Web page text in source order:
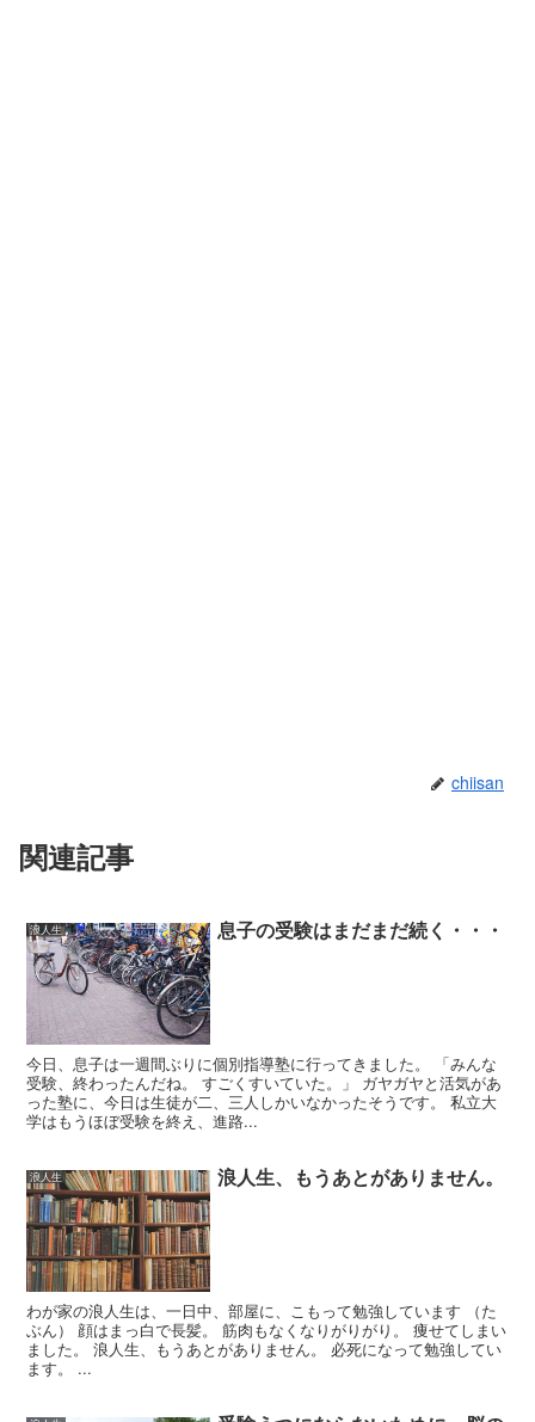
chiisan
関連記事
浪人生 息子の受験はまだまだ続く・・・
今日、息子は一週間ぶりに個別指導塾に行ってきました。 「みんな
受験、終わったんだね。 すごくすいていた。」 ガヤガヤと活気があ
った塾に、今日は生徒が二、三人しかいなかったそうです。 私立大
学はもうほぼ受験を終え、進路...
浪人生 浪人生、もうあとがありません。
わが家の浪人生は、一日中、部屋に、こもって勉強しています （た
ぶん） 顔はまっ白で長髪。 筋肉もなくなりがりがり。 痩せてしまい
ました。 浪人生、もうあとがありません。 必死になって勉強してい
ます。 ...